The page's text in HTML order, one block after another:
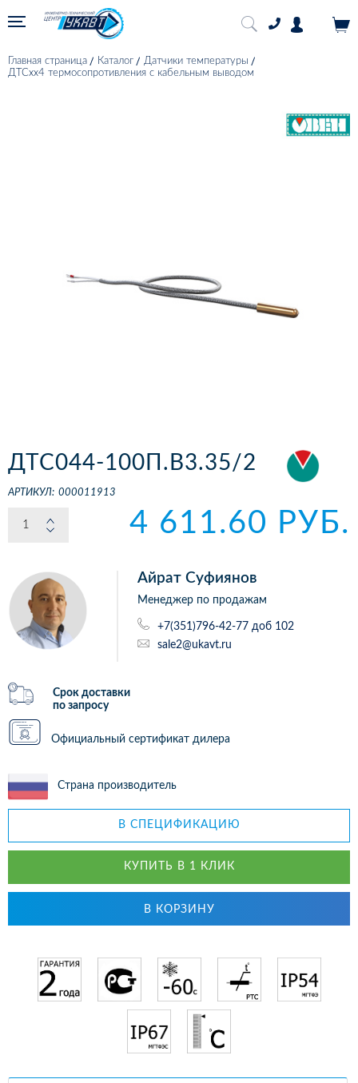
Главная страница Каталог
Датчики температуры
ДТСхх4 термосопротивления с кабельным выводом
ДТС044-100П.В3.35/2
АРТИКУЛ: 000011913
4 611.60 РУБ.
Айрат Суфиянов
Менеджер по продажам
+7(351)796-42-77 доб 102
sale2@ukavt.ru
Срок доставки
по запросу
Официальный сертификат дилера
Страна производитель
В СПЕЦИФИКАЦИЮ
КУПИТЬ В 1 КЛИК
В КОРЗИНУ